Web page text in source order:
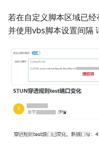
若在自定义脚本区域已
并使用vbs脚本设置间隔